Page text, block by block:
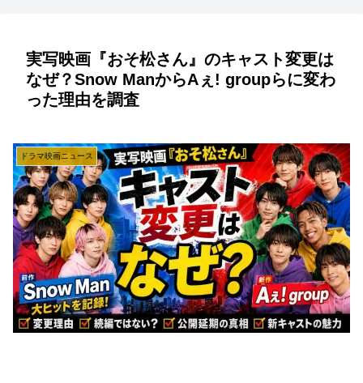
実写映画『おそ松さん』のキャスト変更は
なぜ？Snow ManからAぇ! groupらに変わ
った理由を調査
ドラマ映画ニュース